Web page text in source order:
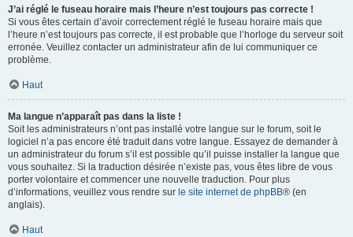
J’ai réglé le fuseau horaire mais l’heure n’est toujours pas correcte !
Si vous êtes certain d’avoir correctement réglé le fuseau horaire mais que
l’heure n’est toujours pas correcte, il est probable que l’horloge du serveur soit
erronée. Veuillez contacter un administrateur afin de lui communiquer ce
problème.
Haut
Ma langue n’apparaît pas dans la liste !
Soit les administrateurs n’ont pas installé votre langue sur le forum, soit le
logiciel n’a pas encore été traduit dans votre langue. Essayez de demander à
un administrateur du forum s’il est possible qu’il puisse installer la langue que
vous souhaitez. Si la traduction désirée n’existe pas, vous êtes libre de vous
porter volontaire et commencer une nouvelle traduction. Pour plus
d’informations, veuillez vous rendre sur le site internet de phpBB® (en
anglais).
Haut